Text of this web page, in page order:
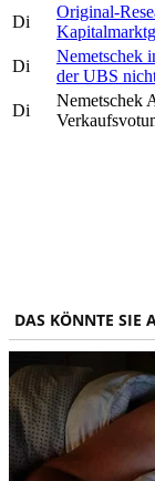
Di
Original-
Di
Nemetschek
der UBS
Di
Nemetschek